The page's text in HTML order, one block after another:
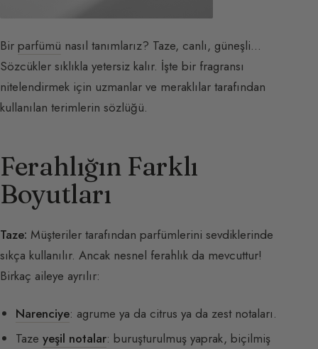
Bir parfümü nasıl tanımlarız? Taze, canlı, güneşli…
Sözcükler sıklıkla yetersiz kalır. İşte bir fragransı
nitelendirmek için uzmanlar ve meraklılar tarafından
kullanılan terimlerin sözlüğü.
Ferahlığın Farklı
Boyutları
Taze: Müşteriler tarafından parfümlerini sevdiklerinde
sıkça kullanılır. Ancak nesnel ferahlık da mevcuttur!
Birkaç aileye ayrılır:
Narenciye: agrume ya da citrus ya da zest notaları.
Tazeyeşil notalar: buruşturulmuş yaprak, biçilmiş